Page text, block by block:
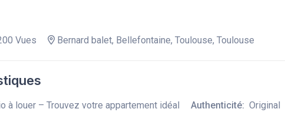
Vues Bernard balet, Bellefontaine, Toulouse, Toulouse
à louer – Trouvez votre appartement idéal Authenticité: Original